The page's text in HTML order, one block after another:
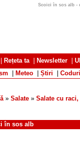
Scoici în sos alb -
Rețeta ta| Newsletter
Meteo Știri
» Salate » Salate cu
în sos alb